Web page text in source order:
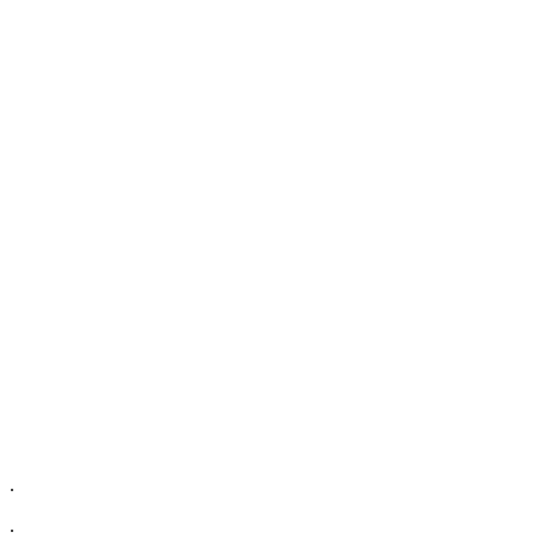
.
.